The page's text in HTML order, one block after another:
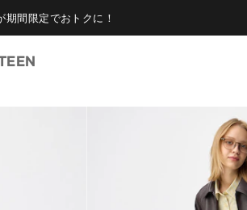
間限定でおトクに！